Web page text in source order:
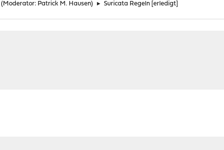
(Moderator: Patrick M. Hausen) ► Suricata Regeln [erledigt]